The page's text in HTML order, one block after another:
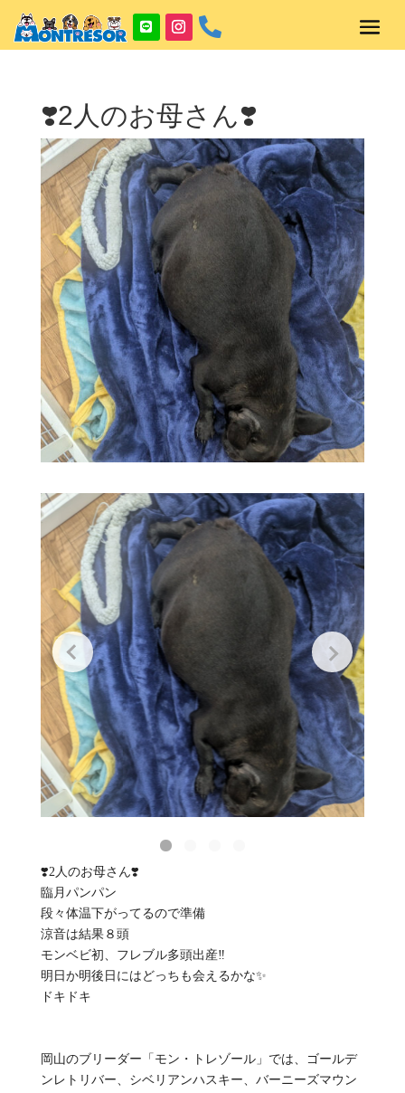

❣️2人のお母さん❣️
❣️2人のお母さん❣️
臨月パンパン
段々体温下がってるので準備
涼音は結果８頭
モンベビ初、フレブル多頭出産‼️
明日か明後日にはどっちも会えるかな✨
ドキドキ
岡山のブリーダー「モン・トレゾール」では、ゴールデ
ンレトリバー、シベリアンハスキー、バーニーズマウン